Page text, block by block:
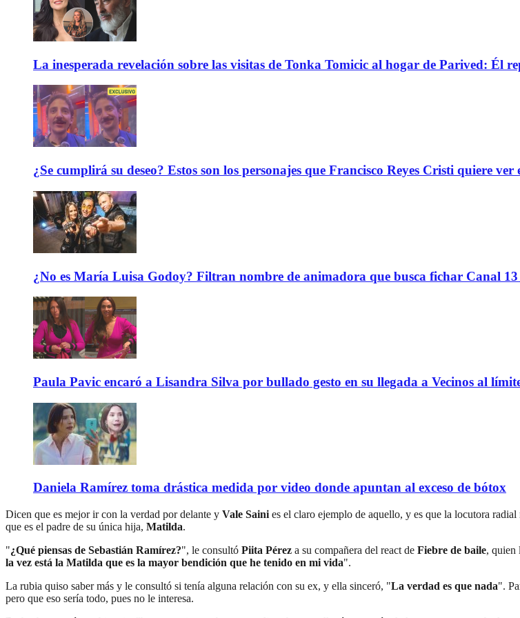
La inesperada revelación sobre las visitas de Tonka Tomicic al hogar de Parived: Él
¿Se cumplirá su deseo? Estos son los personajes que Francisco Reyes Cristi quiere
¿No es María Luisa Godoy? Filtran nombre de animadora que busca fichar Canal
Paula Pavic encaró a Lisandra Silva por bullado gesto en su llegada a Vecinos al
Daniela Ramírez toma drástica medida por video donde apuntan al exceso de bótox
Dicen que es mejor ir con la verdad por delante y Vale Saini es el claro ejemplo de aquello, y es que la locutora
que es el padre de su única hija, Matilda.
"¿Qué piensas de Sebastián Ramírez?", le consultó Piita Pérez a su compañera del react de Fiebre de baile, quien
la vez está la Matilda que es la mayor bendición que he tenido en mi vida".
La rubia quiso saber más y le consultó si tenía alguna relación con su ex, y ella sinceró, "La verdad es que nada".
pero que eso sería todo, pues no le interesa.